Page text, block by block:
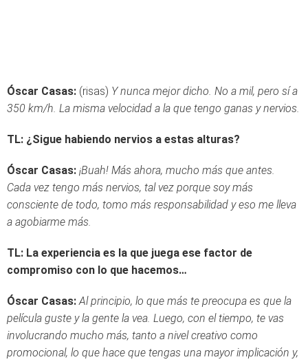
Óscar Casas: (risas) Y nunca mejor dicho. No a mil, pero sí a
350 km/h. La misma velocidad a la que tengo ganas y nervios.
TL: ¿Sigue habiendo nervios a estas alturas?
Óscar Casas: ¡Buah! Más ahora, mucho más que antes.
Cada vez tengo más nervios, tal vez porque soy más
consciente de todo, tomo más responsabilidad y eso me lleva
a agobiarme más.
TL: La experiencia es la que juega ese factor de
compromiso con lo que hacemos…
Óscar Casas: Al principio, lo que más te preocupa es que la
película guste y la gente la vea. Luego, con el tiempo, te vas
involucrando mucho más, tanto a nivel creativo como
promocional, lo que hace que tengas una mayor implicación y,